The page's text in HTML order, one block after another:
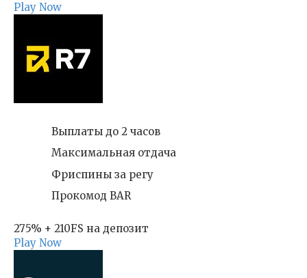
Play Now
Выплаты до 2 часов
Максимальная отдача
Фриспины за регу
Прокомод BAR
275% + 210FS на депозит
Play Now